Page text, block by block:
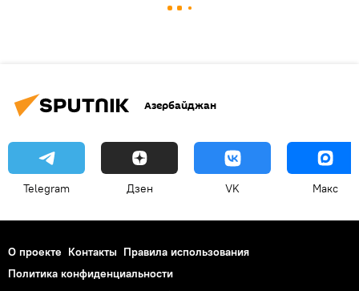
Азербайджан
Telegram Дзен VK Макс
О проекте Контакты Правила использования
Политика конфиденциальности